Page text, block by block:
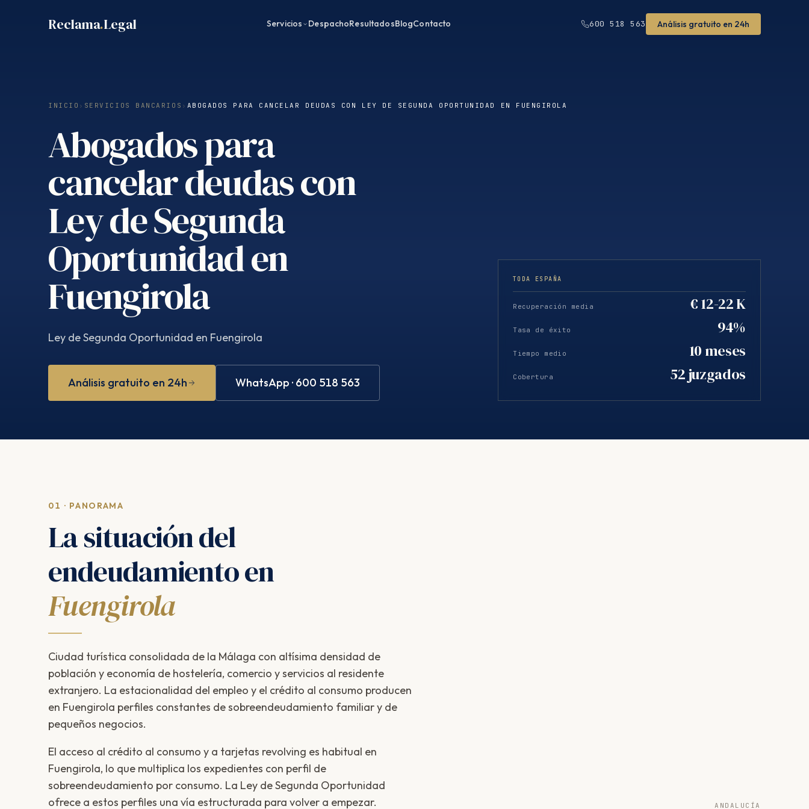
Reclama.Legal Servicios DespachoResultadosBlogContacto 600 518 563 Análisis gratuito en 24h
INICIO › SERVICIOS BANCARIOS › ABOGADOS PARA CANCELAR DEUDAS CON LEY DE SEGUNDA OPORTUNIDAD EN FUENGIROLA
Abogados para
cancelar deudas con
Ley de Segunda
Oportunidad en
Fuengirola
Ley de Segunda Oportunidad en Fuengirola
Análisis gratuito en 24h WhatsApp · 600 518 563
TODA ESPAÑA
Recuperación media € 12-22 K
Tasa de éxito 94%
Tiempo medio 10 meses
Cobertura 52 juzgados
01 · PANORAMA
La situación del
endeudamiento en
Fuengirola
Ciudad turística consolidada de la Málaga con altísima densidad de
población y economía de hostelería, comercio y servicios al residente
extranjero. La estacionalidad del empleo y el crédito al consumo producen
en Fuengirola perfiles constantes de sobreendeudamiento familiar y de
pequeños negocios.
El acceso al crédito al consumo y a tarjetas revolving es habitual en
Fuengirola, lo que multiplica los expedientes con perfil de
sobreendeudamiento por consumo. La Ley de Segunda Oportunidad
ofrece a estos perfiles una vía estructurada para volver a empezar.
ANDALUCÍA